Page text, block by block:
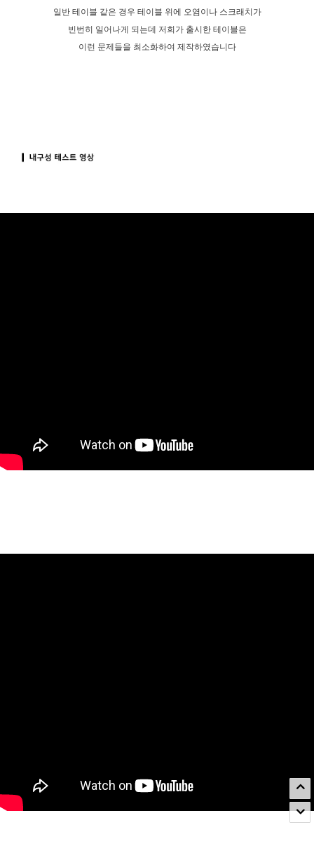
일반 테이블 같은 경우 테이블 위에 오염이나 스크래치가
빈번히 일어나게 되는데 저희가 출시한 테이블은
이런 문제들을 최소화하여 제작하였습니다